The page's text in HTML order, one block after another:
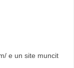
e un site muncit